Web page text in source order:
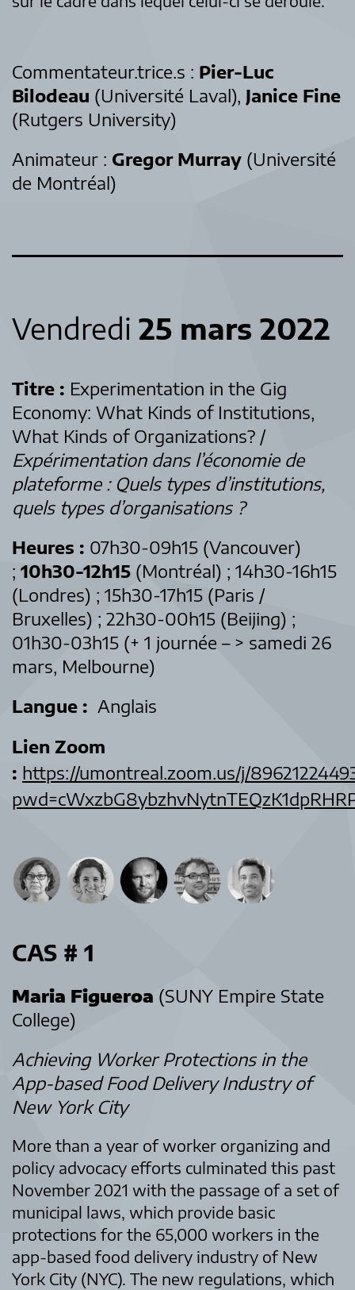
Commentateur.trice.s : Pier-Luc
Bilodeau (Université Laval), Janice Fine
(Rutgers University)
Animateur : Gregor Murray (Université
de Montréal)
Vendredi 25 mars 2022
Titre : Experimentation in the Gig
Economy: What Kinds of Institutions,
What Kinds of Organizations? /
Expérimentation dans l’économie de
plateforme : Quels types d’institutions,
quels types d’organisations ?
Heures : 07h30-09h15 (Vancouver)
; 10h30-12h15 (Montréal) ; 14h30-16h15
(Londres) ; 15h30-17h15 (Paris /
Bruxelles) ; 22h30-00h15 (Beijing) ;
01h30-03h15 (+ 1 journée – > samedi 26
mars, Melbourne)
Langue : Anglais
Lien Zoom
: https://umontreal.zoom.us/j/
CAS # 1
Maria Figueroa (SUNY Empire State
College)
Achieving Worker Protections in the
App-based Food Delivery Industry of
New York City
More than a year of worker organizing and
policy advocacy efforts culminated this past
November 2021 with the passage of a set of
municipal laws, which provide basic
protections for the 65,000 workers in the
app-based food delivery industry of New
York City (NYC). The new regulations, which